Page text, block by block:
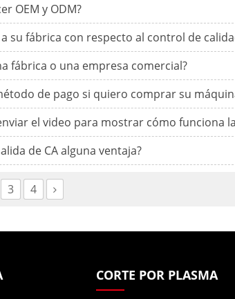
OEM y ODM?
a su fábrica con respecto al control de
fábrica o una empresa comercial?
de pago si quiero comprar su
el video para mostrar cómo funciona
de CA alguna ventaja?
3 4
CORTE POR PLASMA